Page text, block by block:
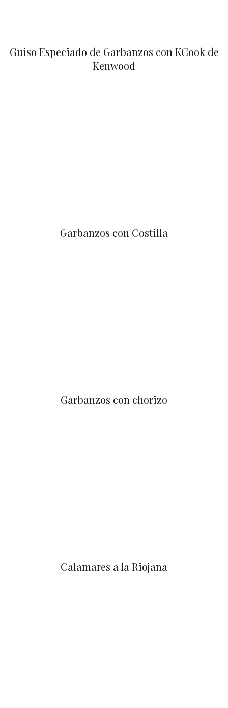
Guiso Especiado de Garbanzos con KCook de
Kenwood
Garbanzos con Costilla
Garbanzos con chorizo
Calamares a la Riojana